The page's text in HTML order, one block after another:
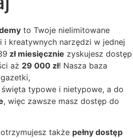
to Twoje nielimitowane
i kreatywnych narzędzi w jednej
zł miesięcznie zyskujesz dostęp
aż 29 000 zł! Nasza baza
święta typowe i nietypowe, a do
, więc zawsze masz dostęp do
także pełny dostęp